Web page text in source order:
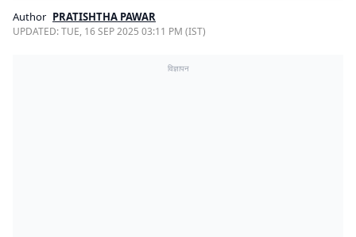
Author PRATISHTHA PAWAR
UPDATED:TUE, 16 SEP 2025 03:11 PM (IST)
विज्ञापन